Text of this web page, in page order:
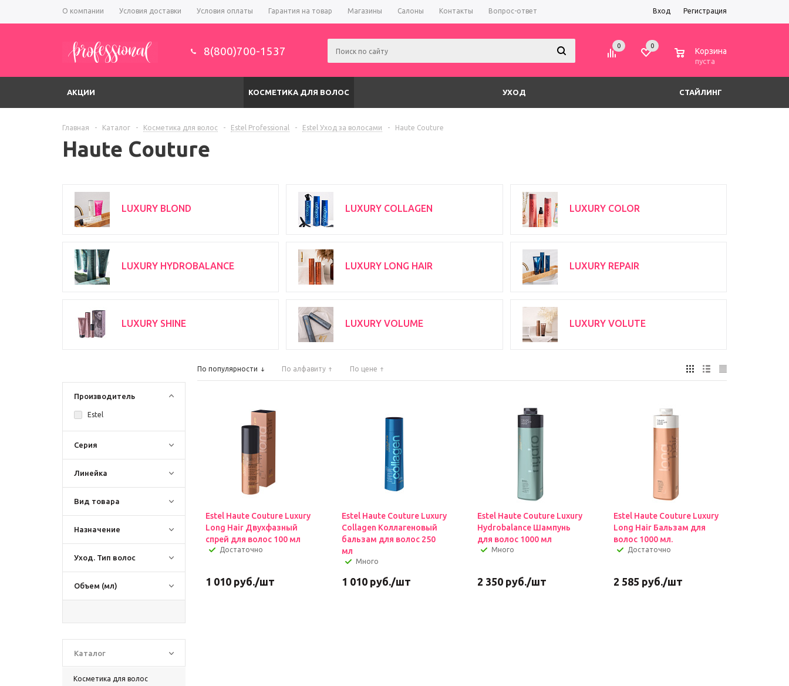
О компании Условия доставки Условия оплаты Гарантия на товар Магазины Салоны Контакты Вопрос-ответ Вход Регистрация
8(800)700-1537 0 0
Корзина
пуста
АКЦИИ КОСМЕТИКА ДЛЯ ВОЛОС УХОД СТАЙЛИНГ
Главная - Каталог - Косметика для волос - Estel Professional - Estel Уход за волосами - Haute Couture
Haute Couture
LUXURY BLOND LUXURY COLLAGEN LUXURY COLOR
LUXURY HYDROBALANCE LUXURY LONG HAIR LUXURY REPAIR
LUXURY SHINE LUXURY VOLUME LUXURY VOLUTE
Производитель
Estel
Серия
Линейка
Вид товара
Назначение
Уход. Тип волос
Объем (мл)
Каталог
Косметика для волос
По популярности По алфавиту По цене
Estel Haute Couture Luxury
Long Hair Двухфазный
спрей для волос 100 мл
Достаточно
1 010 руб./шт
Estel Haute Couture Luxury
Collagen Коллагеновый
бальзам для волос 250
мл
Много
1 010руб./шт
Estel Haute Couture Luxury
Hydrobalance Шампунь
для волос 1000 мл
Много
2 350 руб./шт
Estel Haute Couture Luxury
Long Hair Бальзам для
волос 1000 мл.
Достаточно
2 585 руб./шт